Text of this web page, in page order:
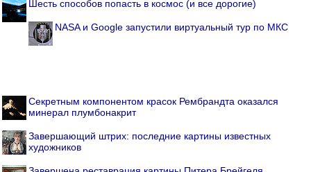
Шесть способов попасть в космос (и все дорогие)
NASA и Google запустили виртуальный тур по МКС
Секретным компонентом красок Рембрандта оказался
минерал плумбонакрит
Завершающий штрих: последние картины известных
художников